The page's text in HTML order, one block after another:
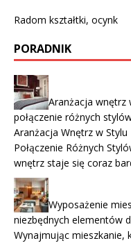
Radom kształtki, ocynk
PORADNIK
Aranżacja wnętrz
połączenie różnych
Aranżacja Wnętrz w
Połączenie Różnych
wnętrz staje się coraz
Wyposażenie
niezbędnych elementów
Wynajmując mieszkanie,